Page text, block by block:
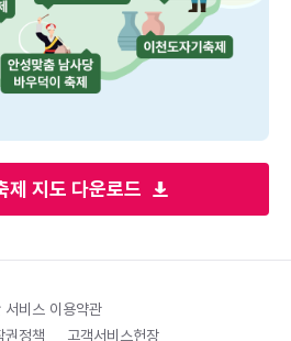
제 지도 다운로드
서비스 이용약관
권정책 고객서비스헌장